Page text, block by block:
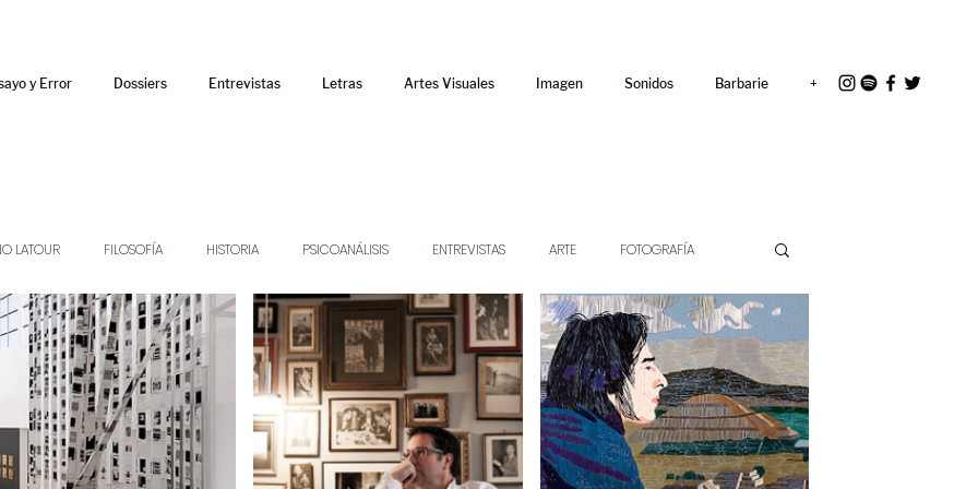
y Error Dossiers Entrevistas Letras Artes Visuales Imagen Sonidos Barbarie +
LATOUR FILOSOFÍA HISTORIA PSICOANÁLISIS ENTREVISTAS ARTE FOTOGRAFÍA
MÚSICA JUKEBOX TALLERES Y CURSOS AUDIOTEXTO HÍBRIDOS CINE
ORÁCULO AFUERISMOS POESÍA ENSAYO DOSSIER NOCHE DE LAS IDEAS ANTROPOLOGÍA